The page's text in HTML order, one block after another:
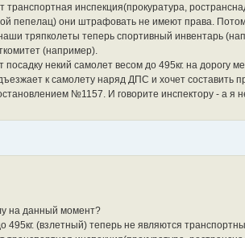
транспортная инспекция(прокуратура,
пепелац) они штрафовать не имеют права.
тряпколеты теперь спортивный инвентарь
(например).
некий самолет весом до 495кг. на дорогу
к самолету наряд ДПС и хочет составить
№1157. И говорите инспектору - а я
на данный момент?
(взлетный) теперь не являются